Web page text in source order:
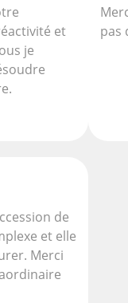
et
je
pas
de
et elle
Merci